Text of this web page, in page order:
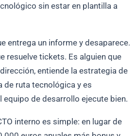
sin estar en plantilla a
entrega un informe y desaparece.
resuelve tickets. Es alguien que
entiende la estrategia de
de ruta tecnológica y es
equipo de desarrollo ejecute bien.
interno es simple: en lugar de